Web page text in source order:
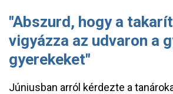
"Abszurd, hogy a
vigyázza az udvaron a
gyerekeket"
Júniusban arról kérdezte a